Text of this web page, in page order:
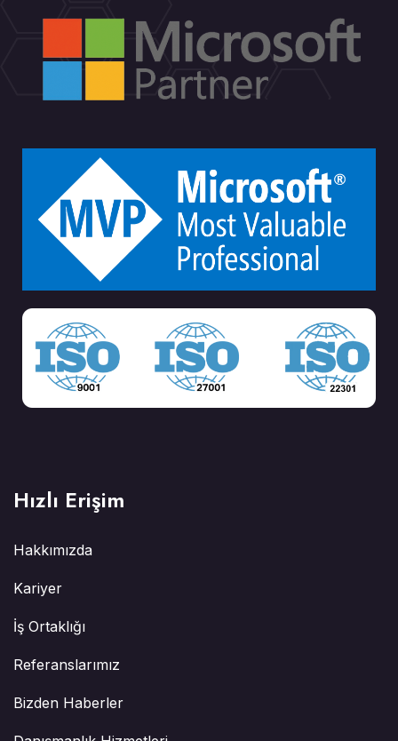
Hızlı Erişim
Hakkımızda
Kariyer
İş Ortaklığı
Referanslarımız
Bizden Haberler